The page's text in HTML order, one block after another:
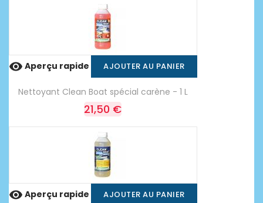
 Aperçu rapide AJOUTER AU PANIER
Nettoyant Clean Boat spécial carène - 1 L
21,50 €
 Aperçu rapide AJOUTER AU PANIER